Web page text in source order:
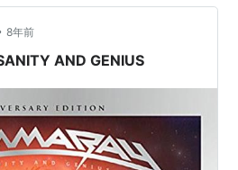
8年前
AND GENIUS